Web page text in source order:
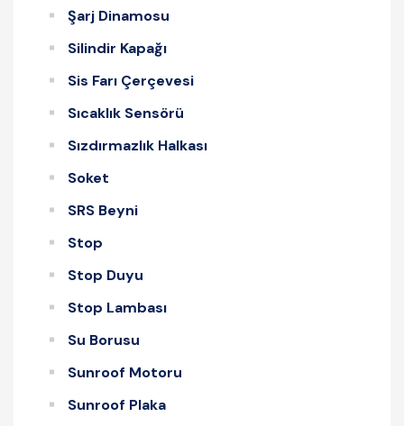
Şarj Dinamosu
Silindir Kapağı
Sis Farı Çerçevesi
Sıcaklık Sensörü
Sızdırmazlık Halkası
Soket
SRS Beyni
Stop
Stop Duyu
Stop Lambası
Su Borusu
Sunroof Motoru
Sunroof Plaka